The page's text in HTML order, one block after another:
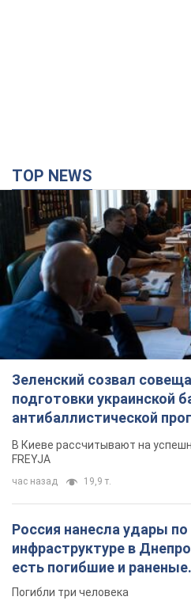
TOP NEWS
Зеленский созвал
подготовки украинской
антибаллистической
решения готовятся
В Киеве рассчитывают на
FREYJA
час назад 19,9 т.
Россия нанесла удары
инфраструктуре в
есть погибшие и
Погибли три человека